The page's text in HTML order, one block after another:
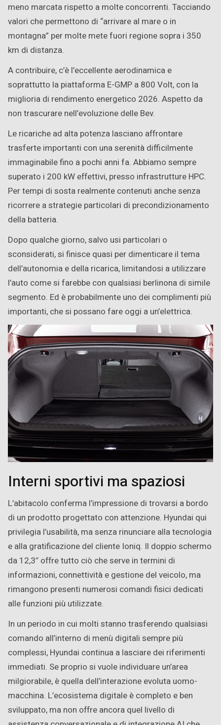
meno marcata rispetto a molte concorrenti. Tacciando
valori che permettono di “arrivare al mare o in
montagna” per molte mete fuori regione sopra i 350
km di distanza.
A contribuire, c’è l’eccellente aerodinamica e
soprattutto la piattaforma E-GMP a 800 Volt, con la
miglioria di rendimento energetico 2026. Aspetto da
non trascurare nell’evoluzione delle Bev.
Le ricariche ad alta potenza lasciano affrontare
trasferte importanti con una serenità difficilmente
immaginabile fino a pochi anni fa. Abbiamo sempre
superato i 200 kW effettivi, presso infrastrutture HPC.
Per tempi di sosta realmente contenuti anche senza
ricorrere a strategie particolari di precondizionamento
della batteria.
Dopo qualche giorno, salvo usi particolari o
sconsiderati, si finisce quasi per dimenticare il tema
dell’autonomia e della ricarica, limitandosi a utilizzare
l’auto come si farebbe con qualsiasi berlinona di simile
segmento. Ed è probabilmente uno dei complimenti più
importanti, che si possano fare oggi a un’elettrica.
Interni sportivi ma spaziosi
L’abitacolo conferma l’impressione di trovarsi a bordo
di un prodotto progettato con attenzione. Hyundai qui
privilegia l’usabilità, ma senza rinunciare alla tecnologia
e alla gratificazione del cliente Ioniq. Il doppio schermo
da 12,3″ offre tutto ciò che serve in termini di
informazioni, connettività e gestione del veicolo, ma
rimangono presenti numerosi comandi fisici dedicati
alle funzioni più utilizzate.
In un periodo in cui molti stanno trasferendo qualsiasi
comando all’interno di menù digitali sempre più
complessi, Hyundai continua a lasciare dei riferimenti
immediati. Se proprio si vuole individuare un’area
milgiorabile, è quella dell’interazione evoluta uomo-
macchina. L’ecosistema digitale è completo e ben
sviluppato, ma non offre ancora quel livello di